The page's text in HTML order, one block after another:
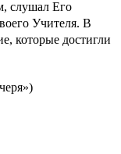
слушал Его
Учителя. В
которые достигли